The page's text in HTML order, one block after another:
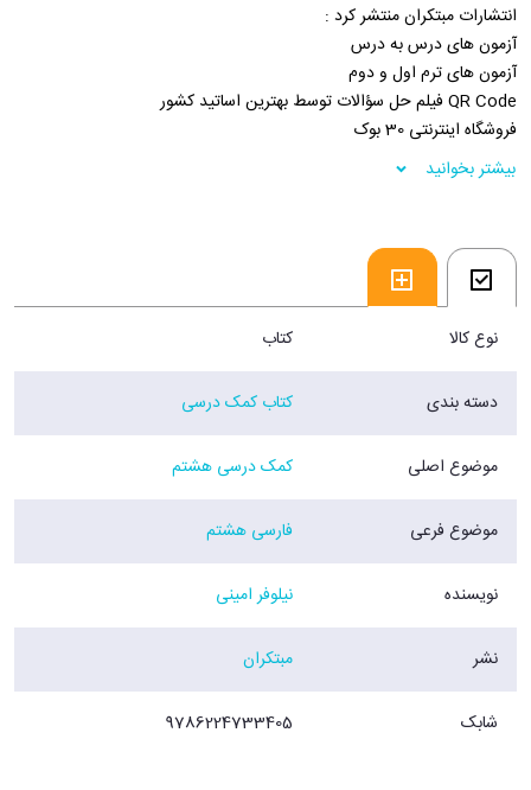
انتشارات مبتکران منتشر کرد :
آزمون های درس به درس
آزمون های ترم اول و دوم
QR Code فیلم حل سؤالات توسط بهترین اساتید کشور
فروشگاه اینترنتی 30 بوک
بیشتر بخوانید
نوع کالا کتاب
دسته بندی کتاب کمک درسی
موضوع اصلی کمک درسی هشتم
موضوع فرعی فارسی هشتم
نویسنده نیلوفر امینی
نشر مبتکران
شابک 9786224733405